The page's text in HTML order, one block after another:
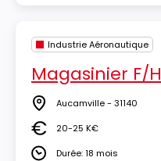
Industrie Aéronautique
Magasinier F/H
Lieu Aucamville - 31140
Salaire20-25 K€
Durée: 18 mois